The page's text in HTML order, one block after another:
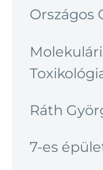
Országos
Ráth
7-es